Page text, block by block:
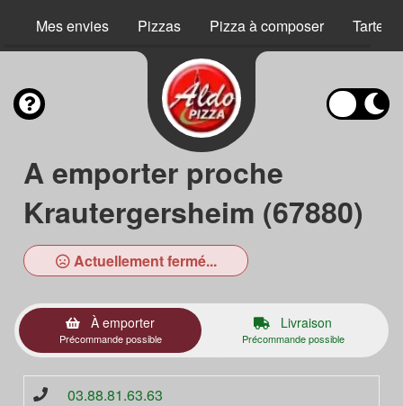
Mes envies Pizzas Pizza à composer Tartes
A emporter proche
Krautergersheim (67880)
Actuellement fermé...
À emporter
Précommande possible
Livraison
Précommande possible
03.88.81.63.63